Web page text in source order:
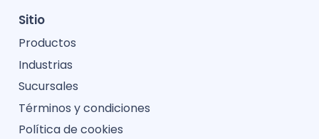
Sitio
Productos
Industrias
Sucursales
Términos y condiciones
Política de cookies